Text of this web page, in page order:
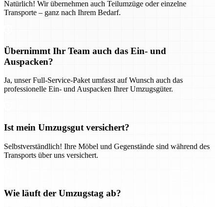
Natürlich! Wir übernehmen auch Teilumzüge oder einzelne
Transporte – ganz nach Ihrem Bedarf.
Übernimmt Ihr Team auch das Ein- und
Auspacken?
Ja, unser Full-Service-Paket umfasst auf Wunsch auch das
professionelle Ein- und Auspacken Ihrer Umzugsgüter.
Ist mein Umzugsgut versichert?
Selbstverständlich! Ihre Möbel und Gegenstände sind während des
Transports über uns versichert.
Wie läuft der Umzugstag ab?